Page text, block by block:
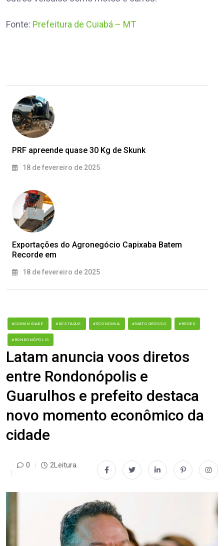
Fonte: Prefeitura de Cuiabá – MT
PRF apreende quase 30 Kg de Skunk
18 de fevereiro de 2025
Exportações do Agronegócio Capixaba Batem
Recorde em
18 de fevereiro de 2025
#COMUNIDADE #DESTAQUE #ECONOMIA #MATO GROSSO #REDES
#RONDONÓPOLIS
Latam anuncia voos diretos
entre Rondonópolis e
Guarulhos e prefeito destaca
novo momento econômico da
cidade
0 2Leitura